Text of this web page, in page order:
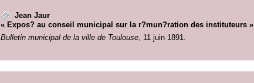
Jean Jaur
« Expos? au conseil municipal sur la r?mun?ration des instituteurs »
Bulletin municipal de la ville de Toulouse, 11 juin 1891.